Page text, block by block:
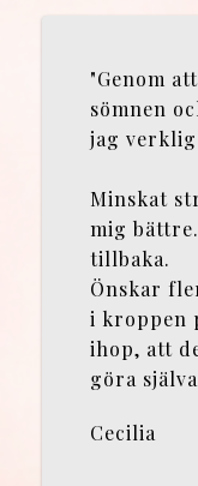
"Genom
sömnen
jag
Minskat
mig
tillbaka.
Önskar
i kroppen
ihop, att
göra
Cecilia